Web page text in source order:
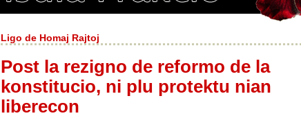
Ligo de Homaj Rajtoj
Post la rezigno de reformo de la
konstitucio, ni plu protektu nian
liberecon